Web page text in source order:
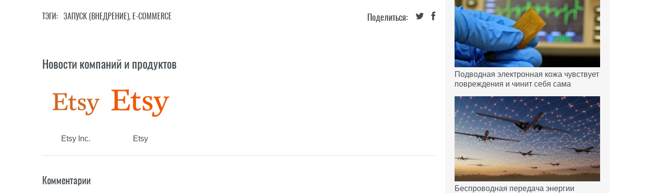
Поделиться:
ТЭГИ: ЗАПУСК (ВНЕДРЕНИЕ), E-COMMERCE
Новости компаний и продуктов
Etsy Inc. Etsy
Комментарии
Подводная электронная кожа чувствует
повреждения и чинит себя сама
Беспроводная передача энергии